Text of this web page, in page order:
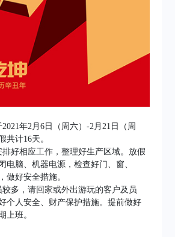
年2月6日（周六）-2月21日（周
共计16天。
好相应工作，整理好生产区域。放假
电脑、机器电源，检查好门、窗、
做好安全措施。
多，请回家或外出游玩的客户及员
个人安全、财产保护措施。提前做好
上班。